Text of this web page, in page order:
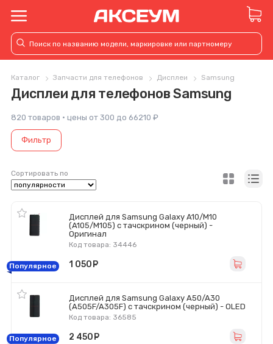
Каталог Запчасти для телефонов Дисплеи Samsung
Дисплеи для телефонов Samsung
820 товаров · цены от 300 до 66210 ₽
Фильтр
Сортировать по
Дисплей для Samsung Galaxy A10/M10
(A105/M105) с тачскрином (черный) -
Оригинал
Код товара: 34446
Популярное 1 050
Дисплей для Samsung Galaxy A50/A30
(A505F/A305F) с тачскрином (черный) - OLED
Код товара: 36585
Популярное 2 450